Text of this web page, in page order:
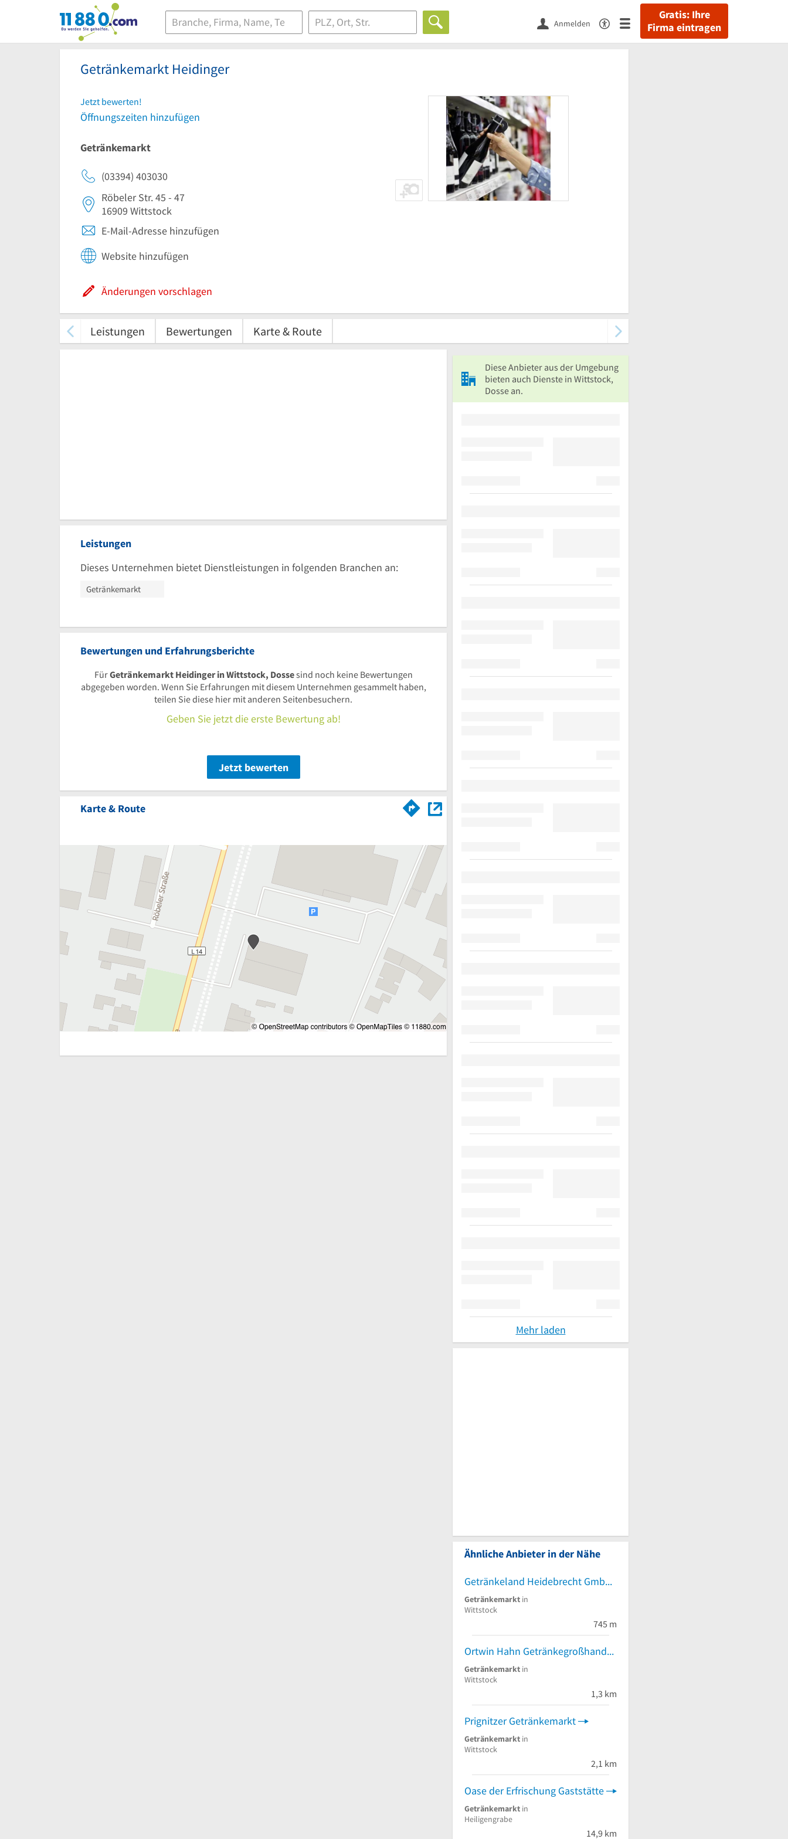
11880.com
Gratis: Ihre
Firma eintragen
Anmelden
Getränkemarkt Heidinger
Jetzt bewerten!
Öffnungszeiten hinzufügen
Getränkemarkt
(03394) 403030
Röbeler Str. 45 - 47
16909 Wittstock
E-Mail-Adresse hinzufügen
Website hinzufügen
Änderungen vorschlagen
Leistungen Bewertungen Karte & Route
Leistungen
Dieses Unternehmen bietet Dienstleistungen in folgenden Branchen an:
Getränkemarkt
Bewertungen und Erfahrungsberichte
FürGetränkemarkt Heidinger in Wittstock, Dossesind noch keine Bewertungen
abgegeben worden. Wenn Sie Erfahrungen mit diesem Unternehmen gesammelt haben,
teilen Sie diese hier mit anderen Seitenbesuchern.
Geben Sie jetzt die erste Bewertung ab!
Jetzt bewerten
Karte & Route
Diese Anbieter aus der Umgebung
bieten auch Dienste in Wittstock,
Dosse an.
Mehr laden
Ähnliche Anbieter in der Nähe
Getränkeland Heidebrecht GmbH & Co. KG
Getränkemarkt in
Wittstock
745 m
Ortwin Hahn Getränkegroßhandel u. Gaststättenservice
Getränkemarkt in
Wittstock
1,3 km
Prignitzer Getränkemarkt
Getränkemarkt in
Wittstock
2,1 km
Oase der Erfrischung Gaststätte
Getränkemarkt in
Heiligengrabe
14,9 km